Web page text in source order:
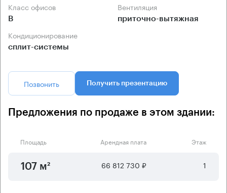
Класс офисов
B
Вентиляция
приточно-вытяжная
Кондиционирование
сплит-системы
Позвонить Получить презентацию
Предложения по продаже в этом здании:
Площадь Арендная плата Этаж
107 м² 66 812 730 ₽ 1